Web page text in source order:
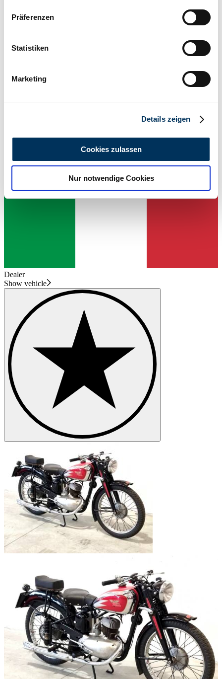
Informationen über Ihre geografische Lage
können
bestimmten Merkmalen (Fingerprinting) identifizieren
Erfahren Sie mehr darüber, wie Ihre persönlichen Daten
analysieren. Außerdem geben wir Informationen zu Ihrer
Verwendung unserer Website an unsere Partner für
soziale Medien, Werbung und Analysen weiter. Unsere
Präferenzen
Statistiken
Marketing
Details zeigen
Cookies zulassen
Nur notwendige Cookies
Dealer
Dealer
Show vehicle